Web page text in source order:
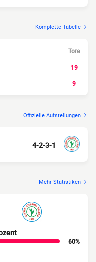
Komplette Tabelle
Tore
19
9
Offizielle Aufstellungen
4-2-3-1
Mehr Statistiken
60%